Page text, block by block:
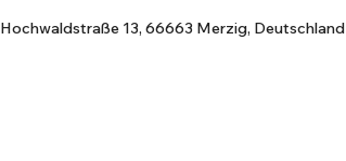
Hochwaldstraße 13, 66663 Merzig, Deutschland